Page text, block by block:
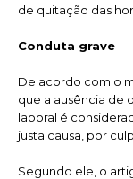
de quitação das
Conduta grave
De acordo com o
que a ausência de
laboral é
justa causa, por
Segundo ele, o